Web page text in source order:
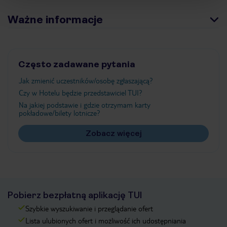
Ważne informacje
Często zadawane pytania
Jak zmienić uczestników/osobę zgłaszającą?
Czy w Hotelu będzie przedstawiciel TUI?
Na jakiej podstawie i gdzie otrzymam karty
pokładowe/bilety lotnicze?
Zobacz więcej
Pobierz bezpłatną aplikację TUI
Szybkie wyszukiwanie i przeglądanie ofert
Lista ulubionych ofert i możliwość ich udostępniania